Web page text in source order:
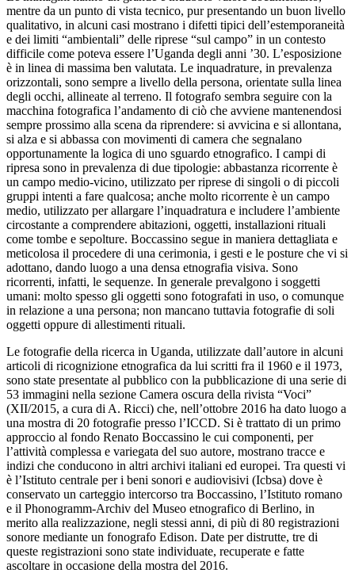
mentre da un punto di vista tecnico, pur presentando un buon livello
qualitativo, in alcuni casi mostrano i difetti tipici dell’estemporaneità
e dei limiti “ambientali” delle riprese “sul campo” in un contesto
difficile come poteva essere l’Uganda degli anni ’30. L’esposizione
è in linea di massima ben valutata. Le inquadrature, in prevalenza
orizzontali, sono sempre a livello della persona, orientate sulla linea
degli occhi, allineate al terreno. Il fotografo sembra seguire con la
macchina fotografica l’andamento di ciò che avviene mantenendosi
sempre prossimo alla scena da riprendere: si avvicina e si allontana,
si alza e si abbassa con movimenti di camera che segnalano
opportunamente la logica di uno sguardo etnografico. I campi di
ripresa sono in prevalenza di due tipologie: abbastanza ricorrente è
un campo medio-vicino, utilizzato per riprese di singoli o di piccoli
gruppi intenti a fare qualcosa; anche molto ricorrente è un campo
medio, utilizzato per allargare l’inquadratura e includere l’ambiente
circostante a comprendere abitazioni, oggetti, installazioni rituali
come tombe e sepolture. Boccassino segue in maniera dettagliata e
meticolosa il procedere di una cerimonia, i gesti e le posture che vi si
adottano, dando luogo a una densa etnografia visiva. Sono
ricorrenti, infatti, le sequenze. In generale prevalgono i soggetti
umani: molto spesso gli oggetti sono fotografati in uso, o comunque
in relazione a una persona; non mancano tuttavia fotografie di soli
oggetti oppure di allestimenti rituali.
Le fotografie della ricerca in Uganda, utilizzate dall’autore in alcuni
articoli di ricognizione etnografica da lui scritti fra il 1960 e il 1973,
sono state presentate al pubblico con la pubblicazione di una serie di
53 immagini nella sezione Camera oscura della rivista “Voci”
(XII/2015, a cura di A. Ricci) che, nell’ottobre 2016 ha dato luogo a
una mostra di 20 fotografie presso l’ICCD. Si è trattato di un primo
approccio al fondo Renato Boccassino le cui componenti, per
l’attività complessa e variegata del suo autore, mostrano tracce e
indizi che conducono in altri archivi italiani ed europei. Tra questi vi
è l’Istituto centrale per i beni sonori e audiovisivi (Icbsa) dove è
conservato un carteggio intercorso tra Boccassino, l’Istituto romano
e il Phonogramm-Archiv del Museo etnografico di Berlino, in
merito alla realizzazione, negli stessi anni, di più di 80 registrazioni
sonore mediante un fonografo Edison. Date per distrutte, tre di
queste registrazioni sono state individuate, recuperate e fatte
ascoltare in occasione della mostra del 2016.